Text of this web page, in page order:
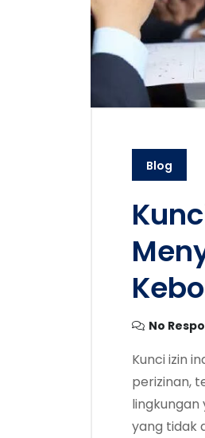
Blog
No
Kunci izin
perizinan,
yang tidak